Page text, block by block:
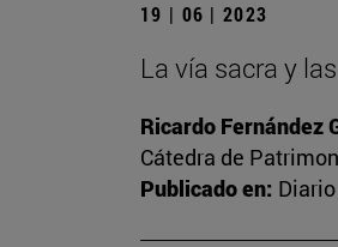
19 | 06 | 2023
La vía sacra y
Ricardo Fernández
Cátedra de
Publicado en: